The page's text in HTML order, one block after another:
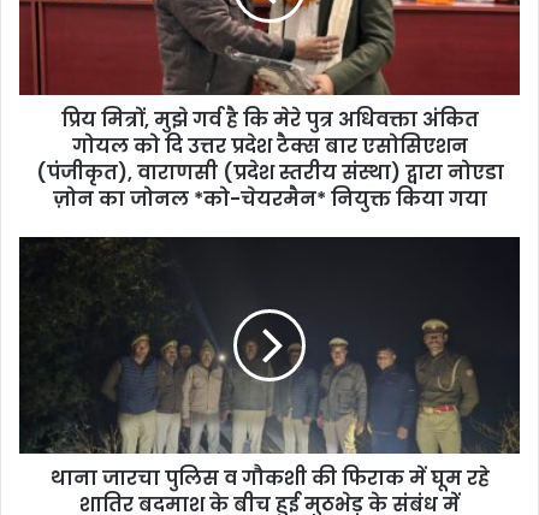
प्रिय मित्रों, मुझे गर्व है कि मेरे पुत्र अधिवक्ता अंकित
गोयल को दि उत्तर प्रदेश टैक्स बार एसोसिएशन
(पंजीकृत), वाराणसी (प्रदेश स्तरीय संस्था) द्वारा नोएडा
ज़ोन का जोनल *को-चेयरमैन* नियुक्त किया गया
थाना जारचा पुलिस व गौकशी की फिराक में घूम रहे
शातिर बदमाश के बीच हुई मुठभेड़ के संबंध में